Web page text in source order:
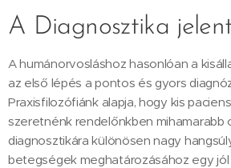
A Diagnosztika
A humánorvosláshoz hasonlóan a
az első lépés a pontos és gyors
Praxisfilozófiánk alapja, hogy kis
szeretnénk rendelőnkben mihamarabb
diagnosztikára különösen nagy
betegségek meghatározásához egy